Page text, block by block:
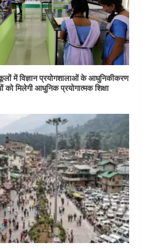
में विज्ञान प्रयोगशालाओं के आधुनिकीकरण
को मिलेगी आधुनिक प्रयोगात्मक शिक्षा